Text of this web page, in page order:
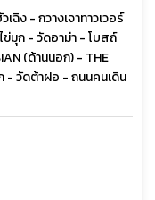
ฉิง - กวางเจาทาวเวอร์
มุก - วัดอาม่า - โบสถ์
(ด้านนอก) - THE
- วัดต้าฝอ - ถนนคนเดิน